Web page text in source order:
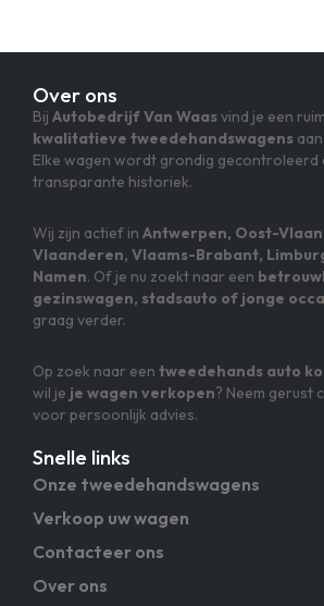
Over ons
Bij Autobedrijf Van Waasvind je een
kwalitatieve tweedehandswagens
Elke wagen wordt grondig gecontroleerd
transparante historiek.
Wij zijn actief in Antwerpen, Oost-
Vlaanderen, Vlaams-Brabant,
Namen. Of je nu zoekt naar een
gezinswagen, stadsauto of jonge
graag verder.
Op zoek naar een tweedehands auto
wil je je wagen verkopen? Neem gerust
voor persoonlijk advies.
Snelle links
Onze tweedehandswagens
Verkoop uw wagen
Contacteer ons
Over ons